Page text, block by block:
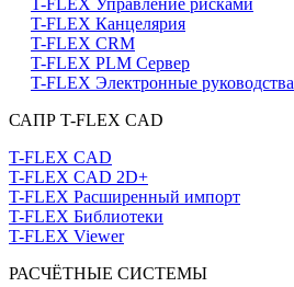
T-FLEX Управление рисками
T-FLEX Канцелярия
T-FLEX CRM
T-FLEX PLM Сервер
T-FLEX Электронные руководства
САПР T-FLEX CAD
T-FLEX CAD
T-FLEX CAD 2D+
T-FLEX Расширенный импорт
T-FLEX Библиотеки
T-FLEX Viewer
РАСЧЁТНЫЕ СИСТЕМЫ